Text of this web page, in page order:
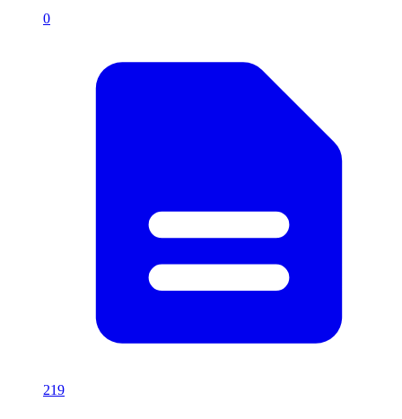
0
219